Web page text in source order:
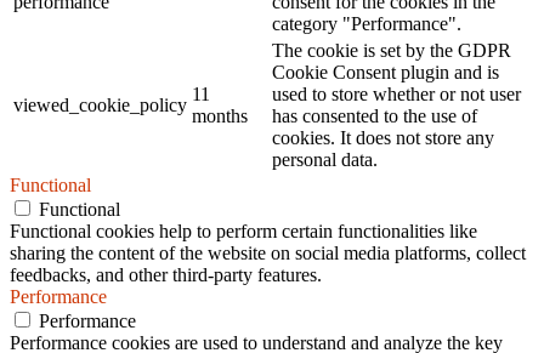
category "Performance".
viewed_cookie_policy
11
months
The cookie is set by the GDPR
Cookie Consent plugin and is
used to store whether or not user
has consented to the use of
cookies. It does not store any
personal data.
Functional
Functional
Functional cookies help to perform certain functionalities like
sharing the content of the website on social media platforms, collect
feedbacks, and other third-party features.
Performance
Performance
Performance cookies are used to understand and analyze the key